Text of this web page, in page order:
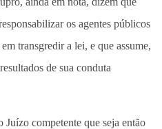
os agentes públicos
transgredir a lei, e que assume,
de sua conduta
competente que seja então